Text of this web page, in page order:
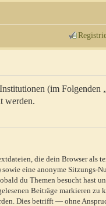
(im Folgenden
werden.
die dein Browser als
eine anonyme Sitzungs-
du Themen besucht hast
Beiträge markieren zu
Dies betrifft — ohne